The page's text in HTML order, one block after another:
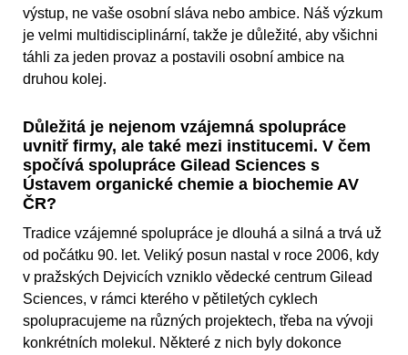
výstup, ne vaše osobní sláva nebo ambice. Náš výzkum
je velmi multidisciplinární, takže je důležité, aby všichni
táhli za jeden provaz a postavili osobní ambice na
druhou kolej.
Důležitá je nejenom vzájemná spolupráce
uvnitř firmy, ale také mezi institucemi. V čem
spočívá spolupráce Gilead Sciences s
Ústavem organické chemie a biochemie AV
ČR?
Tradice vzájemné spolupráce je dlouhá a silná a trvá už
od počátku 90. let. Veliký posun nastal v roce 2006, kdy
v pražských Dejvicích vzniklo vědecké centrum Gilead
Sciences, v rámci kterého v pětiletých cyklech
spolupracujeme na různých projektech, třeba na vývoji
konkrétních molekul. Některé z nich byly dokonce